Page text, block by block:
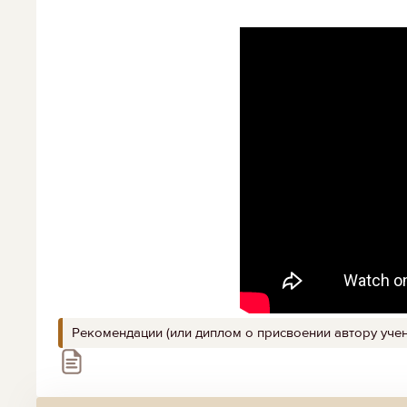
Рекомендации (или диплом о присвоении автору